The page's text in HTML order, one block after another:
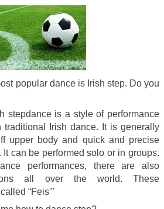
popular dance is Irish step. Do you
stepdance is a style of performance
Irish dance. It is generally
upper body and quick and precise
It can be performed solo or in groups.
performances, there are also
all over the world. These
“Feis'”